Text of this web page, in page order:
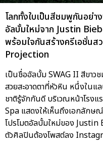
โลกทั้งใบเป็นสีชมพูกันอย่
อัลบั้มใหม่จาก Justin
พร้อมใจกันสร้างครีเอชั่นส
Projection
เป็นชื่ออัลบั้ม SWAG II สีขา
สวยสะอาดตาที่หัวหิน หนึ่งใน
ชาติรู้จักกันดี บริเวณหน้าโร
Spa แสดงให้เห็นถึงเอกลักษ
โปรโมตอัลบั้มใหม่ของ
ตัวศิลปินต้องโพสต์ลง